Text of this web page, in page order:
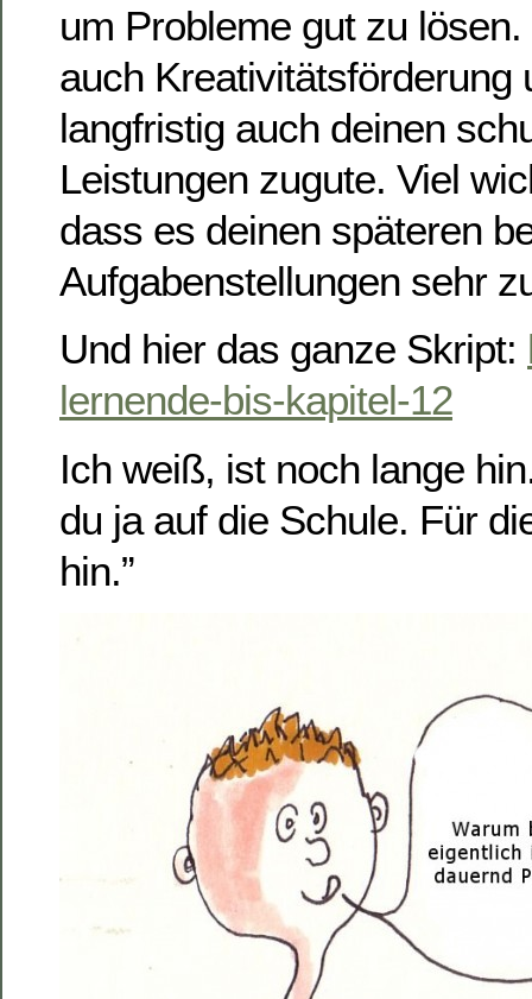
um Probleme gut zu
auch Kreativitätsförderung
langfristig auch deinen
Leistungen zugute. Viel
dass es deinen späteren
Aufgabenstellungen sehr
Und hier das ganze Skript:
lernende-bis-kapitel-12
Ich weiß, ist noch lange
du ja auf die Schule. Für
hin.”